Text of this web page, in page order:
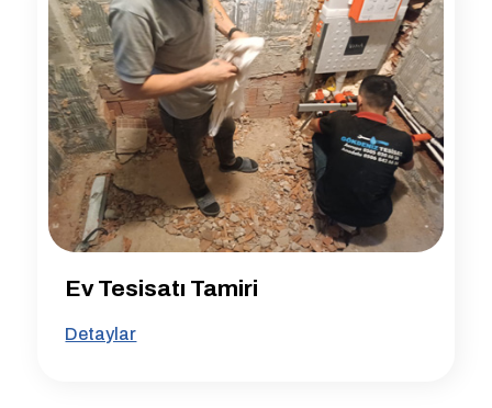
Ev Tesisatı Tamiri
Detaylar